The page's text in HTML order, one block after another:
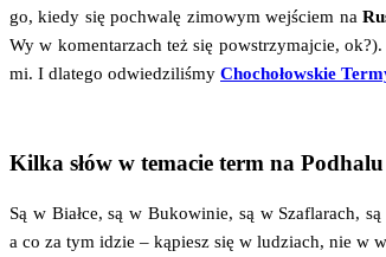
go, kie­dy się pochwa­lę zimo­wym wej­ściem na
Wy w komen­ta­rzach też się powstrzy­maj­cie,
mi. I dla­te­go odwie­dzi­li­śmy Cho­cho­łow­skie
Kilka słów w temacie term na Podhalu
Są w Biał­ce, są w Buko­wi­nie, są w Sza­fla­rach,
a co za tym idzie – kąpiesz się w ludziach, nie w